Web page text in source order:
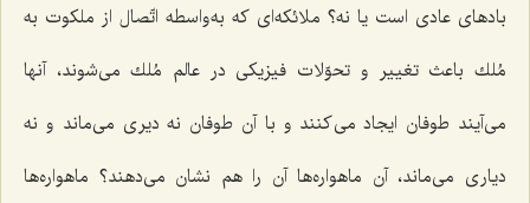
بادهای عادی است یا نه؟ ملائكه‌ای كه به‌واسطه اتّصال از ملكوت به
مُلك باعث تغییر و تحوّلات فیزیكی در عالم مُلك می‌شوند، آنها
می‌آیند طوفان ایجاد می‌كنند و با آن طوفان نه دیری می‌ماند و نه
دیاری می‌ماند، آن ماهواره‌ها آن را هم نشان می‌دهند؟ ماهواره‌ها